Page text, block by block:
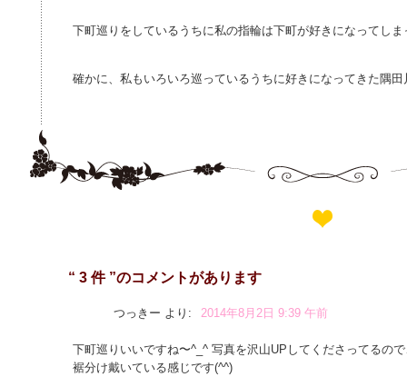
下町巡りをしているうちに私の指輪は下町が好きになってしま
確かに、私もいろいろ巡っているうちに好きになってきた隅
“ 3 件 ”のコメントがあります
つっきー より: 2014年8月2日 9:39 午前
下町巡りいいですね〜^_^ 写真を沢山UPしてくださってるの
裾分け戴いている感じです(^^)